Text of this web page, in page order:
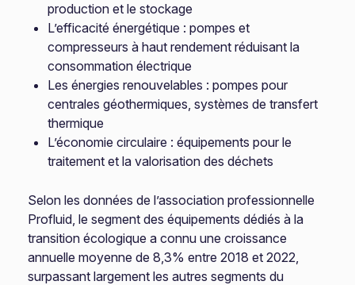
production et le stockage
L’efficacité énergétique : pompes et
compresseurs à haut rendement réduisant la
consommation électrique
Les énergies renouvelables : pompes pour
centrales géothermiques, systèmes de transfert
thermique
L’économie circulaire : équipements pour le
traitement et la valorisation des déchets
Selon les données de l’association professionnelle
Profluid, le segment des équipements dédiés à la
transition écologique a connu une croissance
annuelle moyenne de 8,3% entre 2018 et 2022,
surpassant largement les autres segments du